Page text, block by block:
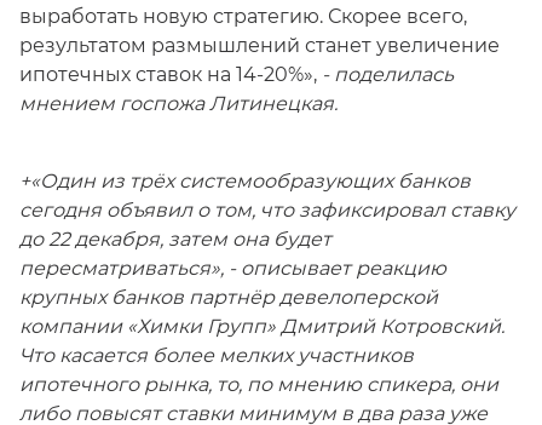
выработать новую стратегию. Скорее всего,
результатом размышлений станет увеличение
ипотечных ставок на 14-20%», - поделилась
мнением госпожа Литинецкая.
+«Один из трёх системообразующих банков
сегодня объявил о том, что зафиксировал ставку
до 22 декабря, затем она будет
пересматриваться», - описывает реакцию
крупных банков партнёр девелоперской
компании «Химки Групп» Дмитрий Котровский.
Что касается более мелких участников
ипотечного рынка, то, по мнению спикера, они
либо повысят ставки минимум в два раза уже